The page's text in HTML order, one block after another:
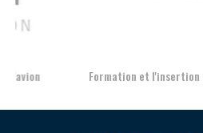
Formation et l'insertion de personnes